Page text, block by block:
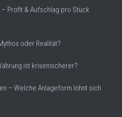
Profit & Aufschlag pro Stück
oder Realität?
ist krisensicherer?
– Welche Anlageform lohnt sich